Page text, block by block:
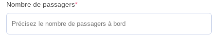
Nombre de passagers*